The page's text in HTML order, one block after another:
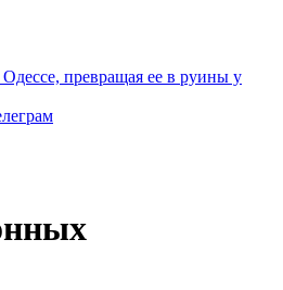
превращая ее в руины у